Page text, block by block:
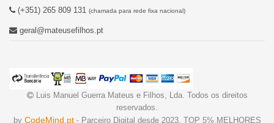
(+351) 265 809 131 (chamada para rede fixa nacional)
geral@mateusefilhos.pt
Luis Manuel Guerra Mateus e Filhos, Lda. Todos os direitos
reservados.
by CodeMind.pt- Parceiro Digital desde 2023. TOP 5% MELHORES